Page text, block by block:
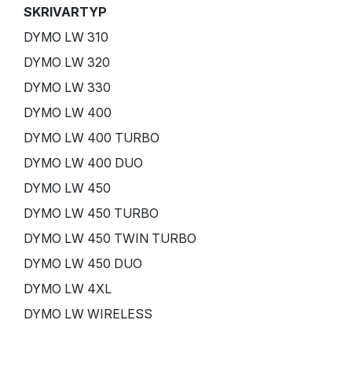
SKRIVARTYP
DYMO LW 310
DYMO LW 320
DYMO LW 330
DYMO LW 400
DYMO LW 400 TURBO
DYMO LW 400 DUO
DYMO LW 450
DYMO LW 450 TURBO
DYMO LW 450 TWIN TURBO
DYMO LW 450 DUO
DYMO LW 4XL
DYMO LW WIRELESS